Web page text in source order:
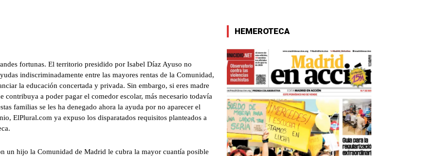
fortunas. El territorio presidido por Isabel Díaz Ayuso no
indiscriminadamente entre las mayores rentas de la Comunidad,
la educación concertada y privada. Sin embargo, si eres madre
contribuya a poder pagar el comedor escolar, más necesario todavía
familias se les ha denegado ahora la ayuda por no aparecer el
ElPlural.com ya expuso los disparatados requisitos planteados a
un hijo la Comunidad de Madrid le cubra la mayor cuantía posible
HEMEROTECA